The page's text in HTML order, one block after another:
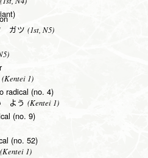
ガツ (1st, N5)
(Kentei 1)
radical (no. 4)
よう (Kentei 1)
(no. 9)
(no. 52)
(Kentei 1)